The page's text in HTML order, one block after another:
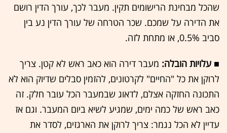
שהכל מבחינת הרישומים תקין. מעבר לכך, עורך הדין רושם
את הדירה על שמכם. שכר הטרחה של עורך הדין נע בין
סביב 0.5%, או מתחת לזה.
■ עלויות הובלה: מעבר דירה הוא כאב ראש לא קטן. צריך
לרוקן את כל "החיים" לקרטונים, להזמין סבלים שדיוק הוא לא
התכונה החזקה אצלם, לדאוג שבמעבר הכל עובר חלק. זה
כאב ראש של כמה ימים, שמגיע לשיא ביום המעבר. וגם אז
עדיין לא הכל נגמר: צריך לרוקן את הארגזים, לסדר את